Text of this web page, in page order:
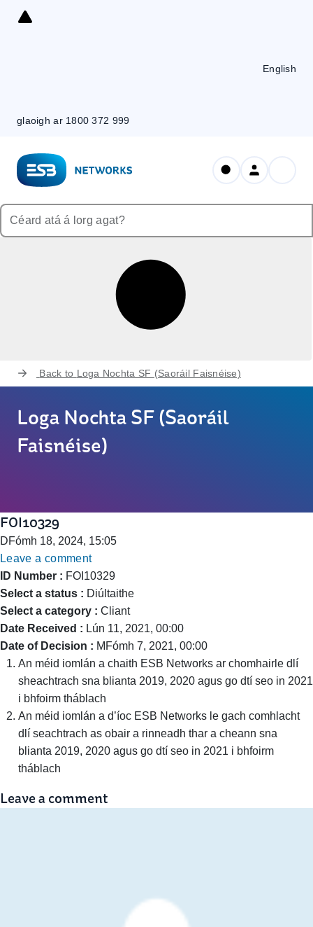
Skip
glaoigh ar 1800 372 999
English
Back to Loga Nochta SF (Saoráil Faisnéise)
Loga Nochta SF (Saoráil
Faisnéise)
FOI10329
DFómh 18, 2024, 15:05
Leave a comment
ID Number : FOI10329
Select a status : Diúltaithe
Select a category : Cliant
Date Received : Lún 11, 2021, 00:00
Date of Decision : MFómh 7, 2021, 00:00
An méid iomlán a chaith ESB Networks ar chomhairle dlí
sheachtrach sna blianta 2019, 2020 agus go dtí seo in 2021
i bhfoirm tháblach
An méid iomlán a d’íoc ESB Networks le gach comhlacht
dlí seachtrach as obair a rinneadh thar a cheann sna
blianta 2019, 2020 agus go dtí seo in 2021 i bhfoirm
tháblach
Leave a comment